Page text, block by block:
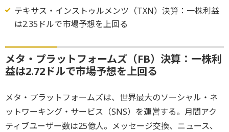
テキサス・インストゥルメンツ（TXN）決算：一株利益
は2.35ドルで市場予想を上回る
メタ・プラットフォームズ（FB）決算：一株利
益は2.72ドルで市場予想を上回る
メタ・プラットフォームズは、世界最大のソーシャル・ネ
ットワーキング・サービス（SNS）を運営する。月間アク
ティブユーザー数は25億人。メッセージ交換、ニュース、